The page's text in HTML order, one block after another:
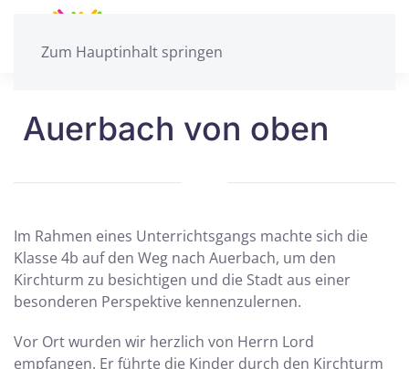
Zum Hauptinhalt springen
Auerbach von oben
Im Rahmen eines Unterrichtsgangs machte sich die
Klasse 4b auf den Weg nach Auerbach, um den
Kirchturm zu besichtigen und die Stadt aus einer
besonderen Perspektive kennenzulernen.
Vor Ort wurden wir herzlich von Herrn Lord
empfangen. Er führte die Kinder durch den Kirchturm